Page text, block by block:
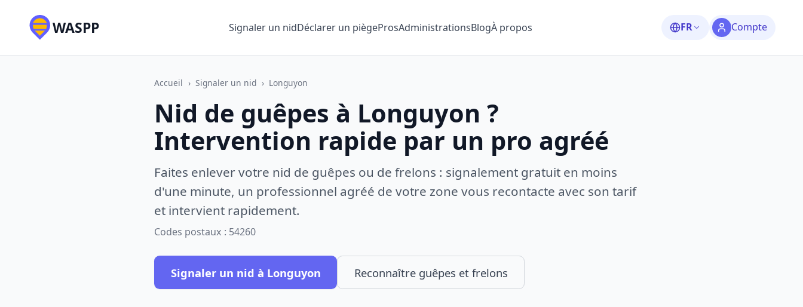
WASPP Signaler un nidDéclarer un piègeProsAdministrationsBlogÀ propos FR Compte
Accueil › Signaler un nid › Longuyon
Nid de guêpes à Longuyon ?
Intervention rapide par un pro agréé
Faites enlever votre nid de guêpes ou de frelons : signalement gratuit en moins
d'une minute, un professionnel agréé de votre zone vous recontacte avec son tarif
et intervient rapidement.
Codes postaux : 54260
Signaler un nid à Longuyon Reconnaître guêpes et frelons